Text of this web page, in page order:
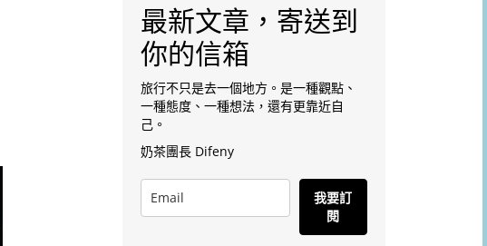
最新文章，寄送到
你的信箱
旅行不只是去一個地方。是一種觀點、
一種態度、一種想法，還有更靠近自
己。
奶茶團長 Difeny
我要訂
閱